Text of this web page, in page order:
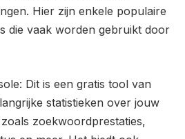
Hier zijn enkele populaire
die vaak worden gebruikt door
Dit is een gratis tool van
statistieken over jouw
zoekwoordprestaties,